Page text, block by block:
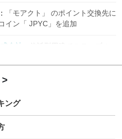
「モアクト」 のポイント交換先に
イン「 JPYC」を追加
会社
信託型円建てステーブル
ング